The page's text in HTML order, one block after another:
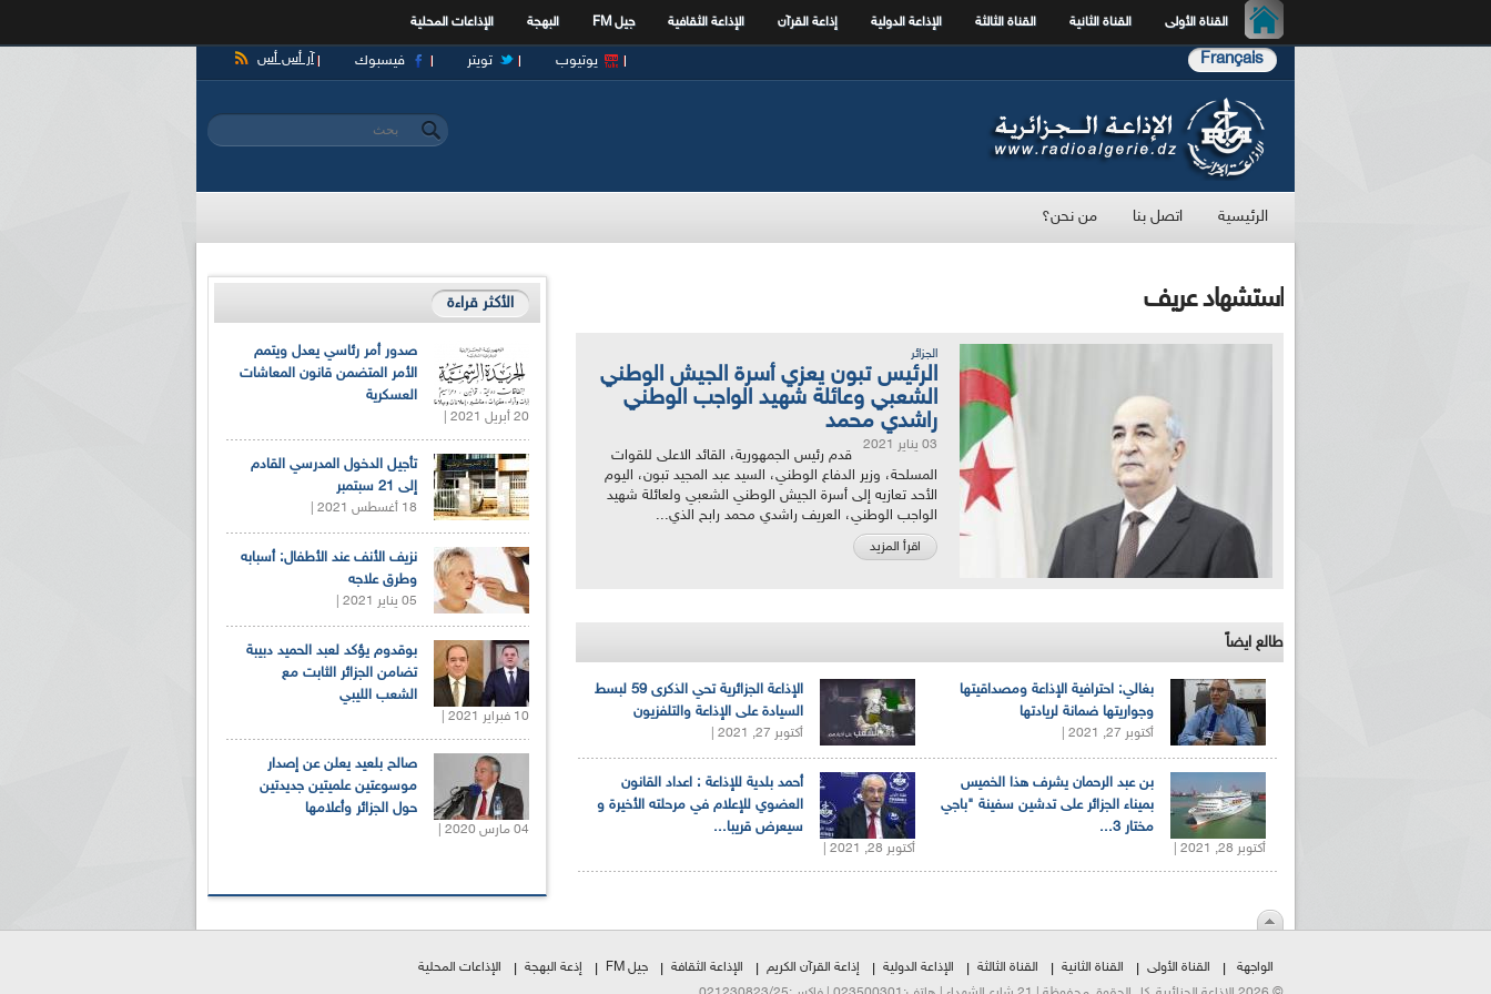
القناة الأولى القناة الثانية القناة الثالثة الإذاعة الدولية إذاعة القرآن الإذاعة الثقافية جيل FM البهجة الإذاعات المحلية
Français آر أس أس فيسبوك تويتر يوتيوب
استمارة البحث
‏بحث ‏
الرئيسية اتصل بنا من نحن؟
استشهاد عريف
الجزائر
الرئيس تبون يعزي أسرة الجيش الوطني
الشعبي وعائلة شهيد الواجب الوطني
راشدي محمد
03 يناير 2021
قدم رئيس الجمهورية، القائد الاعلى للقوات
المسلحة، وزير الدفاع الوطني، السيد عبد المجيد تبون، اليوم
الأحد تعازيه إلى أسرة الجيش الوطني الشعبي ولعائلة شهيد
الواجب الوطني، العريف راشدي محمد رابح الذي...
اقرأ المزيد
طالع ايضاً
الإذاعة الجزائرية تحي الذكرى 59 لبسط
السيادة على الإذاعة والتلفزيون
أكتوبر 27, 2021 |
بغالي: احترافية الإذاعة ومصداقيتها
وجواريتها ضمانة لريادتها
أكتوبر 27, 2021 |
أحمد بلدية للإذاعة : اعداد القانون
العضوي للإعلام في مرحلته الأخيرة و
سيعرض قريبا...
أكتوبر 28, 2021 |
بن عبد الرحمان يشرف هذا الخميس
بميناء الجزائر على تدشين سفينة "باجي
مختار 3...
أكتوبر 28, 2021 |
الأكثر قراءة
صدور أمر رئاسي يعدل ويتمم
الأمر المتضمن قانون المعاشات
العسكرية
20 أبريل 2021 |
تأجيل الدخول المدرسي القادم
إلى 21 سبتمبر
18 أغسطس 2021 |
نزيف الأنف عند الأطفال: أسبابه
وطرق علاجه
05 يناير 2021 |
بوقدوم يؤكد لعبد الحميد دبيبة
تضامن الجزائر الثابت مع
الشعب الليبي
10 فبراير 2021 |
صالح بلعيد يعلن عن إصدار
موسوعتين علميتين جديدتين
حول الجزائر وأعلامها
04 مارس 2020 |
الواجهة القناة الأولى القناة الثانية القناة الثالثة الإذاعة الدولية إذاعة القرآن الكريم الإذاعة الثقافة جيل FM إذعة البهجة
الإذاعات المحلية